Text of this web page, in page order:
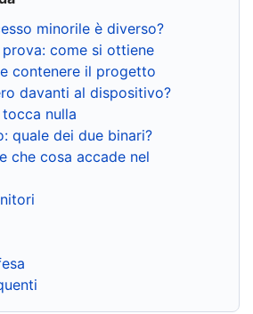
minorile è diverso?
prova: come si ottiene
contenere il progetto
davanti al dispositivo?
nulla
quale dei due binari?
che cosa accade nel